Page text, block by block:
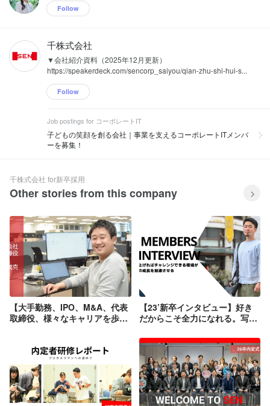
Follow
千株式会社
▼会社紹介資料（2025年12月更新）
https://speakerdeck.com/sencorp_saiyou/qian-zhu-shi-hui-s...
Follow
Job postings for コーポレートIT
子どもの笑顔を創る会社｜事業を支えるコーポレートITメンバ
ーを募集！
千株式会社 for新卒採用
Other stories from this company
【大手勤務、IPO、M&A、代表
取締役、様々なキャリアを歩ん
スが、千にはある
【23’新卒インタビュー】好き
だからこそ全力になれる。写真
1年目フォトグラファー